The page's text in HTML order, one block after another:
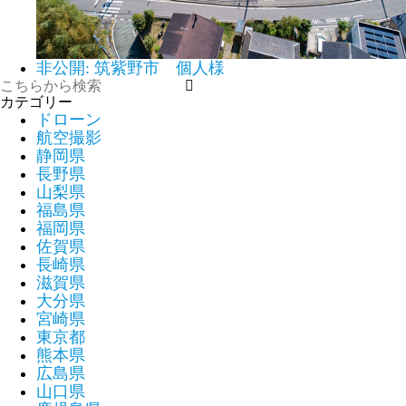
非公開: 筑紫野市 個人様
カテゴリー
ドローン
航空撮影
静岡県
長野県
山梨県
福島県
福岡県
佐賀県
長崎県
滋賀県
大分県
宮崎県
東京都
熊本県
広島県
山口県